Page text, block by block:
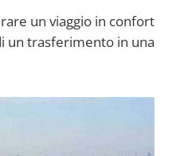
un viaggio in confort
un trasferimento in una